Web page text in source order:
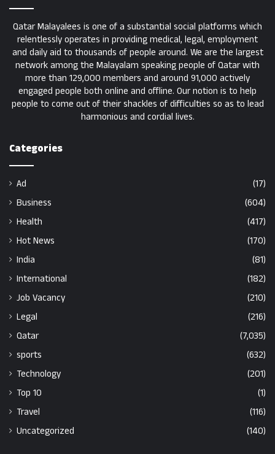
Qatar Malayalees is one of a substantial social platforms which
relentlessly operates in providing medical, legal, employment
and daily aid to thousands of people around. We are the largest
network among the Malayalam speaking people of Qatar with
more than 129,000 members and around 91,000 actively
engaged people both online and offline. Our notion is to help
people to come out of their shackles of difficulties so as to lead
harmonious and cordial lives.
Categories
Ad
(17)
Business
(604)
Health
(417)
Hot News
(170)
India
(81)
International
(182)
Job Vacancy
(210)
Legal
(216)
Qatar
(7,035)
sports
(632)
Technology
(201)
Top 10
(1)
Travel
(116)
Uncategorized
(140)